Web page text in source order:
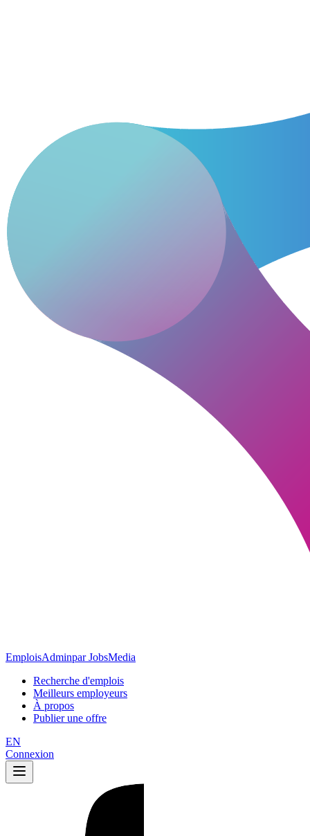
EmploisAdminpar JobsMedia
Recherche d'emplois
Meilleurs employeurs
À propos
Publier une offre
EN
Connexion